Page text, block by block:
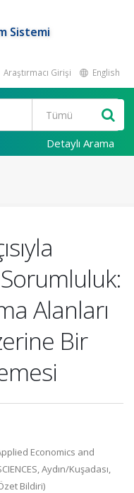
Sistemi
Araştırmacı Girişi English
Detaylı Arama
Alanları
Bir
Economics and
Aydın/Kuşadası,
Bildiri)